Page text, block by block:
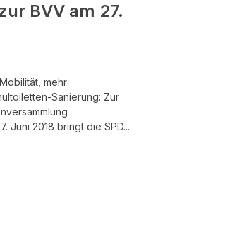
BVV am 27.
mehr
Sanierung: Zur
Juni 2018 bringt die SPD...